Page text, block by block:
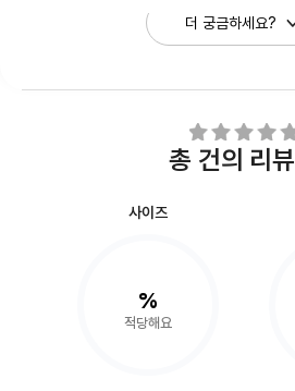
더 궁금하세요?
총 건의 리뷰
사이즈
%
적당해요